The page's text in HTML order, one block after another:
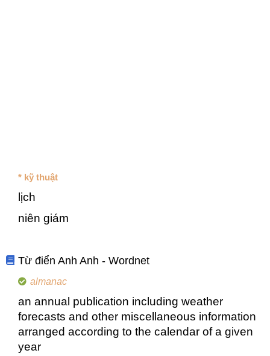
* kỹ thuật
lịch
niên giám
Từ điển Anh Anh - Wordnet
almanac
an annual publication including weather
forecasts and other miscellaneous information
arranged according to the calendar of a given
year